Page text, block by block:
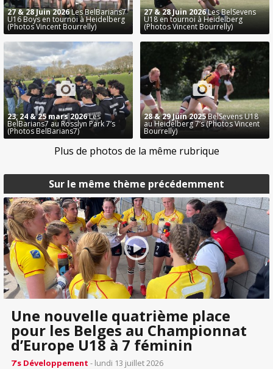
Sur le même thème précédemment
Une nouvelle quatrième place
pour les Belges au Championnat
d’Europe U18 à 7 féminin
7’s Développement - lundi 13 juillet 2026
27 & 28 Juin 2026Les BelBarians7
U16 Boys en tournoi à Heidelberg
(Photos Vincent Bourrelly)
27 & 28 Juin 2026Les BelSevens
U18 en tournoi à Heidelberg
(Photos Vincent Bourrelly)
23, 24 & 25 mars 2026Les
BelBarians7 au Rosslyn Park 7’s
(Photos BelBarians7)
28 & 29 Juin 2025BelSevens U18
au Heidelberg 7’s (Photos Vincent
Bourrelly)
Plus de photos de la même rubrique